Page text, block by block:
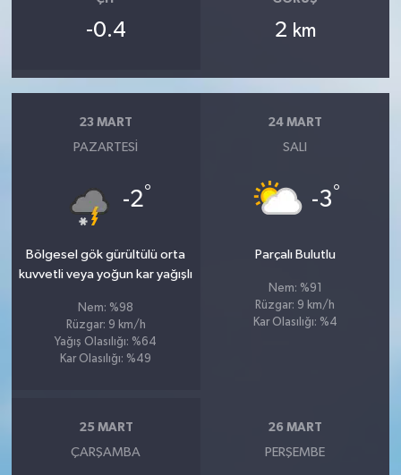
-0.4 2 km
23 MART
PAZARTESI
-2°
Bölgesel gök gürültülü orta
kuvvetli veya yoğun kar yağışlı
Nem: %98
Rüzgar: 9 km/h
Yağış Olasılığı: %64
Kar Olasılığı: %49
24 MART
SALI
-3°
Parçalı Bulutlu
Nem: %91
Rüzgar: 9 km/h
Kar Olasılığı: %4
25 MART
ÇARŞAMBA
26 MART
PERŞEMBE